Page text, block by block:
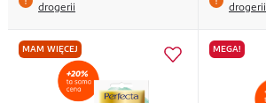
drogerii
drogerii
MAM WIĘCEJ MEGA!